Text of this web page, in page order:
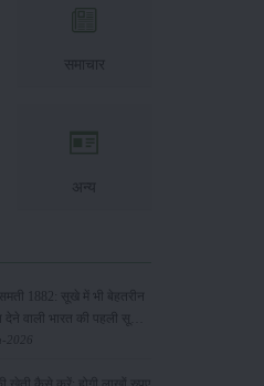
समाचार
अन्य
1882: सूखे में भी बेहतरीन
देने वाली भारत की पहली सूखा-
किस्म
2026